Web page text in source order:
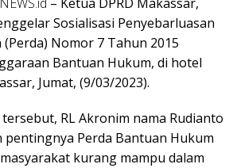
Sosialisasi Penyebarluasan
Nomor 7 Tahun 2015
Bantuan Hukum, di hotel
Jumat, (9/03/2023).
RL Akronim nama Rudianto
pentingnya Perda Bantuan Hukum
kurang mampu dalam